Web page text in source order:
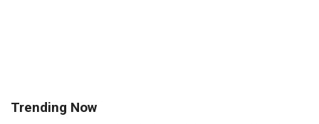
Trending Now